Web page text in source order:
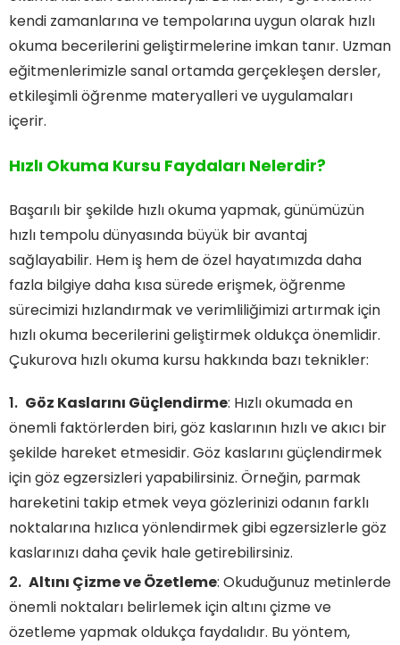
kendi zamanlarına ve tempolarına uygun olarak hızlı
okuma becerilerini geliştirmelerine imkan tanır. Uzman
eğitmenlerimizle sanal ortamda gerçekleşen dersler,
etkileşimli öğrenme materyalleri ve uygulamaları
içerir.
Hızlı Okuma Kursu Faydaları Nelerdir?
Başarılı bir şekilde hızlı okuma yapmak, günümüzün
hızlı tempolu dünyasında büyük bir avantaj
sağlayabilir. Hem iş hem de özel hayatımızda daha
fazla bilgiye daha kısa sürede erişmek, öğrenme
sürecimizi hızlandırmak ve verimliliğimizi artırmak için
hızlı okuma becerilerini geliştirmek oldukça önemlidir.
Çukurova hızlı okuma kursu hakkında bazı teknikler:
Göz Kaslarını Güçlendirme: Hızlı okumada en
önemli faktörlerden biri, göz kaslarının hızlı ve akıcı bir
şekilde hareket etmesidir. Göz kaslarını güçlendirmek
için göz egzersizleri yapabilirsiniz. Örneğin, parmak
hareketini takip etmek veya gözlerinizi odanın farklı
noktalarına hızlıca yönlendirmek gibi egzersizlerle göz
kaslarınızı daha çevik hale getirebilirsiniz.
Altını Çizme ve Özetleme: Okuduğunuz metinlerde
önemli noktaları belirlemek için altını çizme ve
özetleme yapmak oldukça faydalıdır. Bu yöntem,